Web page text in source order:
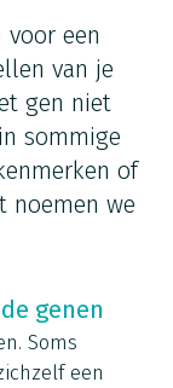
een
van je
gen niet
sommige
of
noemen we
genen
Soms
een